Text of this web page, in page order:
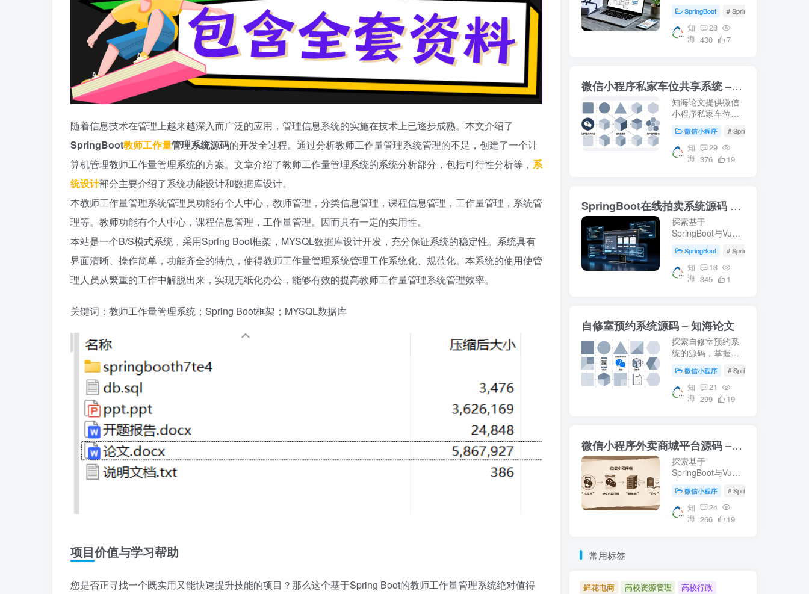
随着信息技术在管理上越来越深入而广泛的应用，管理信息系统的实施在技术上已逐步成熟。本文介绍了
SpringBoot教师工作量管理系统源码的开发全过程。通过分析教师工作量管理系统管理的不足，创建了一个计
算机管理教师工作量管理系统的方案。文章介绍了教师工作量管理系统的系统分析部分，包括可行性分析等， 系
统设计部分主要介绍了系统功能设计和数据库设计。
本教师工作量管理系统管理员功能有个人中心，教师管理，分类信息管理，课程信息管理，工作量管理，系统管
理等。教师功能有个人中心，课程信息管理，工作量管理。因而具有一定的实用性。
本站是一个B/S模式系统，采用Spring Boot框架，MYSQL数据库设计开发，充分保证系统的稳定性。系统具有
界面清晰、操作简单，功能齐全的特点，使得教师工作量管理系统管理工作系统化、规范化。本系统的使用使管
理人员从繁重的工作中解脱出来，实现无纸化办公，能够有效的提高教师工作量管理系统管理效率。
关键词：教师工作量管理系统；Spring Boot框架；MYSQL数据库
项目价值与学习帮助
您是否正寻找一个既实用又能快速提升技能的项目？那么这个基于Spring Boot的教师工作量管理系统绝对值得
合Vue前端技术，
提供从数据库配置
到系统运行的完整
【知海论文】
SpringBoot # SpringBoot
知
海
28
430
7
微信小程序私家车位共享系统 – 知海论文
知海论文提供微信
小程序私家车位共
方案，包括
SpringBoot后端、
Vue前端及MySQL
下载和部署教程。
微信小程序 # SpringBoot
知
海
29
376
19
SpringBoot在线拍卖系统源码 – 知海论文
探索基于
SpringBoot与Vue
码，适用于毕业设
计及项目实战。涵
盖前端(html, js,
置(jdk1.8+, mysql,
maven)指南。获取
更多开发资料访...
SpringBoot # SpringBoot
知
海
13
345
1
自修室预约系统源码 – 知海论文
探索自修室预约系
统的源码，掌握
SpringBoot、Vue
等核心技术。适合
校园资源管理及毕
业设计参考。【知
微信小程序 # SpringBoot
知
海
21
299
19
微信小程序外卖商城平台源码 – 知海论文
探索基于
SpringBoot与Vue
商城平台源码，涵
盖从数据库设计到
前后端实现的完整
论文。
微信小程序 # SpringBoot
知
海
24
266
19
常用标签
鲜花电商 高校资源管理
高校行政